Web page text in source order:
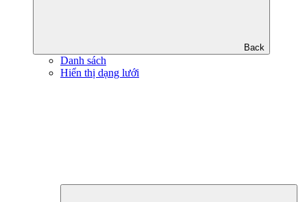
Back
Danh sách
Hiển thị dạng lưới